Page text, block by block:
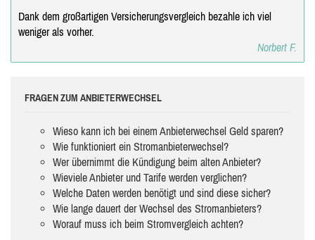
Dank dem großartigen Versicherungsvergleich bezahle ich viel
weniger als vorher.
Norbert F.
FRAGEN ZUM ANBIETERWECHSEL
Wieso kann ich bei einem Anbieterwechsel Geld sparen?
Wie funktioniert ein Stromanbieterwechsel?
Wer übernimmt die Kündigung beim alten Anbieter?
Wieviele Anbieter und Tarife werden verglichen?
Welche Daten werden benötigt und sind diese sicher?
Wie lange dauert der Wechsel des Stromanbieters?
Worauf muss ich beim Stromvergleich achten?